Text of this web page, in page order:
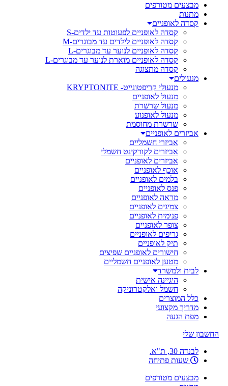
מבצעים מטורפים
מתנות
קסדה לאופניים
קסדה לאופניים לפעוטות עד ילדים-S
קסדה לאופניים לילדים עד מבוגרים-M
קסדה לאופניים לנוער עד מבוגרים-L
קסדה לאופניים מוארת לנוער עד מבוגרים-L
קסדה מתצוגה
מנעולים
מנעולי קריפטונייט- KRYPTONITE
מנעול לאופניים
מנעול שרשרת
מנעול לאופנוע
שרשרת מחוסמת
אביזרים לאופניים
אביזרי חשמליים
אביזרים לקורקינט חשמלי
אביזרים לאופניים
אוכף לאופניים
בלמים לאופניים
פנס לאופניים
מראה לאופניים
צמיגים לאופניים
פנימית לאופניים
צופר לאופניים
גריפים לאופניים
תיק לאופניים
חישורים לאופניים שפיצים
מטען לאופניים חשמליים
לבית ולמשרד
היגיינה אישית
חשמל ואלקטרוניקה
כלל המוצרים
מדריך מקצועי
מפת הגעה
החשבון שלי
לבנדה 30, ת"א.
שעות פתיחה
מבצעים מטורפים